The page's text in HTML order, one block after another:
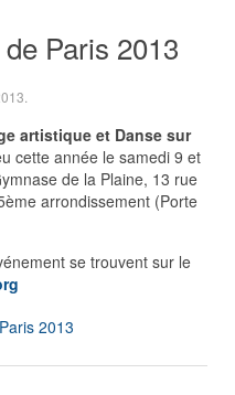
Paris 2013
artistique et Danse sur
cette année le samedi 9 et
de la Plaine, 13 rue
arrondissement (Porte
se trouvent sur le